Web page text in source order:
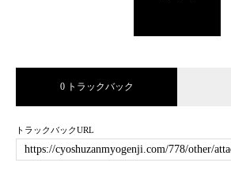
0 トラックバック
トラックバックURL